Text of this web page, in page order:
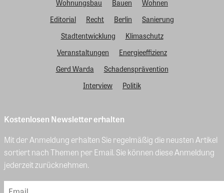
Wohnungsbau
Bauen
Wohnen
Editorial
Recht Berlin
Sanierung
Stadtentwicklung
Klimaschutz
Veranstaltungen
Energieeffizienz
Gerd Warda
Schadensprävention
Interview
Politik
Kostenlosen Newsletter erhalten
Mit der Anmeldung erhalten Sie regelmäßig die neusten Artikel
sortiert nach Themen per Email. Sie können diese Anmeldung
jederzeit zurücknehmen.